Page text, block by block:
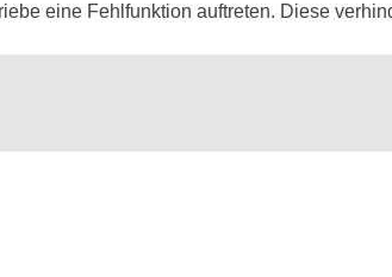
eine Fehlfunktion auftreten. Diese